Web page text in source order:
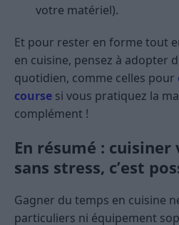
votre matériel).
Et pour rester en forme tout
en cuisine, pensez à adopter
quotidien, comme celles pour
course si vous pratiquez la
complément !
En résumé :
sans stress, c’est
Gagner du temps en cuisine
particuliers ni équipement